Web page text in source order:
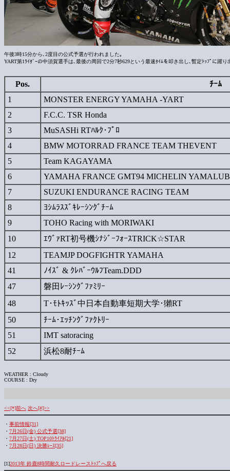
午後3時15分から､2度目の公式予選が行われました｡
YART第1ﾗｲﾀﾞｰの中須賀選手は､最後の周回で2分7秒629という最速ﾀｲﾑを叩き出し､暫定ﾄｯﾌﾟに躍り
Pos.
ﾁｰﾑ
1
MONSTER ENERGY YAMAHA -YART
2
F.C.C. TSR Honda
3
MuSASHi RTﾊﾙｸ･ﾌﾟﾛ
4
BMW MOTORRAD FRANCE TEAM THEVENT
5
Team KAGAYAMA
6
YAMAHA FRANCE GMT94 MICHELIN
7
SUZUKI ENDURANCE RACING TEAM
8
ﾖｼﾑﾗｽｽﾞｷﾚｰｼﾝｸﾞﾁｰﾑ
9
TOHO Racing with MORIWAKI
10
ｴｳﾞｧRT初号機ｼﾅｼﾞｰﾌｫｰｽTRICK☆STAR
12
TEAMJP DOGFIGHTR YAMAHA
41
ﾉｲｽﾞ & ｸﾚﾊﾞｰｳﾙﾌTeam.DDD
47
磐田ﾚｰｼﾝｸﾞﾌｧﾐﾘｰ
48
T･ﾓﾄｷｯｽﾞ中日本自動車短期大学･獺RT
50
ﾁｰﾑ･ｴｯﾁﾝｸﾞﾌｧｸﾄﾘｰ
51
IMT satoracing
52
浜松8耐ﾁｰﾑ
WEATHER : Cloudy
COURSE : Dry
<<[*]前へ 次へ[#]>>
・ 事前情報[31]
・ 7月26日(金) 公式予選[38]
・ 7月27日(土) TOP10ﾄﾗｲｱﾙ[21]
・ 7月28日(日) 決勝ﾚｰｽ[35]
[1]2013年 鈴鹿8時間耐久ロードレースﾄｯﾌﾟへ戻る